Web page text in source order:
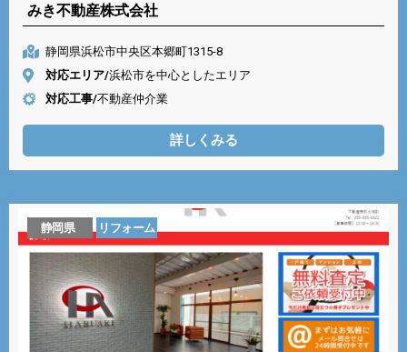
みき不動産株式会社
静岡県浜松市中央区本郷町1315-8
対応エリア/浜松市を中心としたエリア
対応工事/不動産仲介業
詳しくみる
静岡県 リフォーム